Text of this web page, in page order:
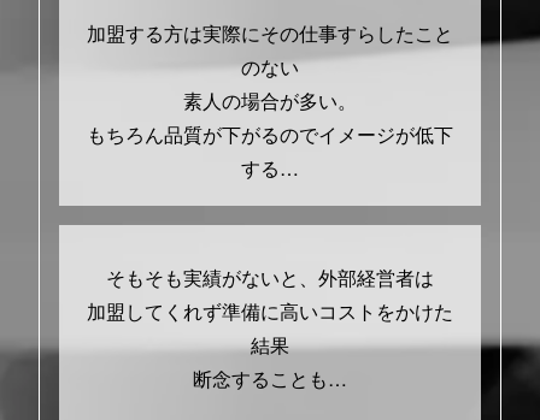
加盟する方は実際にその仕事すらしたこと
のない
素人の場合が多い。
もちろん品質が下がるのでイメージが低下
する…
そもそも実績がないと、外部経営者は
加盟してくれず準備に高いコストをかけた
結果
断念することも…